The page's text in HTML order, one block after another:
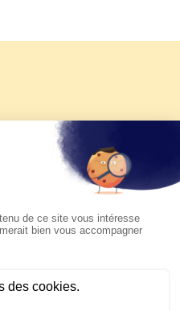
d'été 2026 de KTO
du pape Léon
à suivre sur KTO le
Uruguay, Argentine et
au 17 novembre 2026